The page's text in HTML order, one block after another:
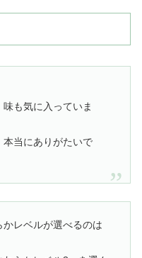
も気に入っていま
当にありがたいで
レベルが選べるのは